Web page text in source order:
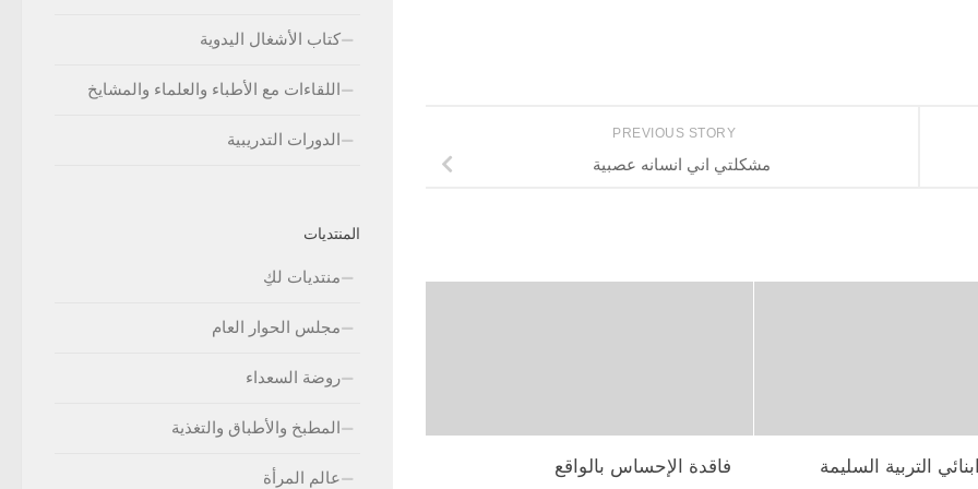
PREVIOUS STORY
مشكلتي اني انسانه عصبية
فاقدة الإحساس بالواقع التربية السليمة
كتاب الأشغال اليدوية
اللقاءات مع الأطباء والعلماء والمشايخ
الدورات التدريبية
المنتديات
منتديات لكِ
مجلس الحوار العام
روضة السعداء
المطبخ والأطباق والتغذية
عالم المرأة